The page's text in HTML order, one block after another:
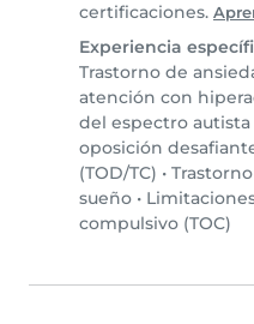
certificaciones.
Experiencia
Trastorno de
atención con
del espectro autista
oposición
(TOD/TC) •
sueño •
compulsivo (TOC)